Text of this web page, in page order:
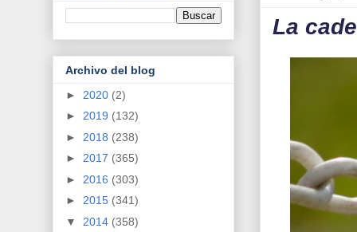
La
Archivo del blog
► 2020 (2)
► 2019 (132)
► 2018 (238)
► 2017 (365)
► 2016 (303)
► 2015 (341)
▼ 2014 (358)